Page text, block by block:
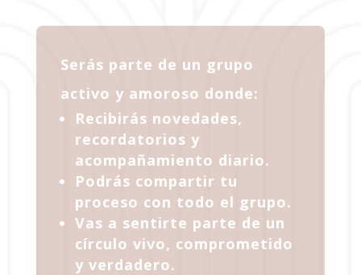
Serás parte de un grupo
activo y amoroso donde:
Recibirás novedades,
recordatorios y
acompañamiento diario.
Podrás compartir tu
proceso con todo el grupo.
Vas a sentirte parte de un
círculo vivo, comprometido
y verdadero.